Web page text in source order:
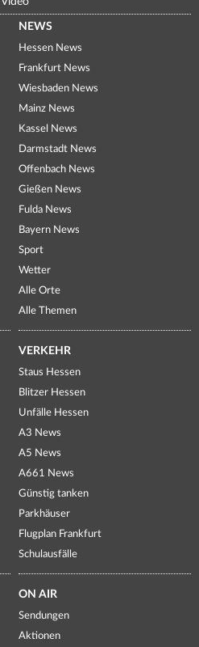
NEWS
Hessen News
Frankfurt News
Wiesbaden News
Mainz News
Kassel News
Darmstadt News
Offenbach News
Gießen News
Fulda News
Bayern News
Sport
Wetter
Alle Orte
Alle Themen
VERKEHR
Staus Hessen
Blitzer Hessen
Unfälle Hessen
A3 News
A5 News
A661 News
Günstig tanken
Parkhäuser
Flugplan Frankfurt
Schulausfälle
ON AIR
Sendungen
Aktionen